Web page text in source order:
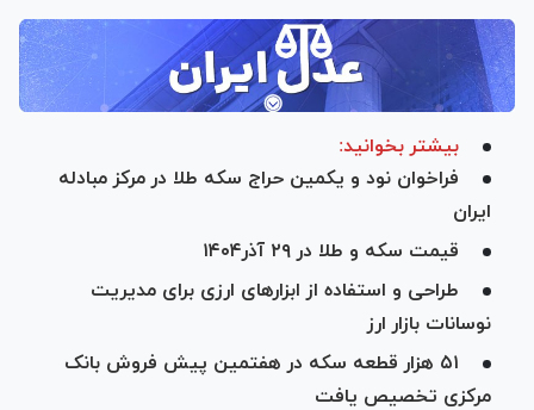
بیشتر بخوانید:
فراخوان نود و یکمین حراج سکه طلا در مرکز مبادله
ایران
قیمت سکه و طلا در ۲۹ آذر۱۴۰۴
طراحی و استفاده از ابزار‌های ارزی برای مدیریت
نوسانات بازار ارز
۵۱ هزار قطعه سکه در هفتمین پیش فروش بانک
مرکزی تخصیص یافت